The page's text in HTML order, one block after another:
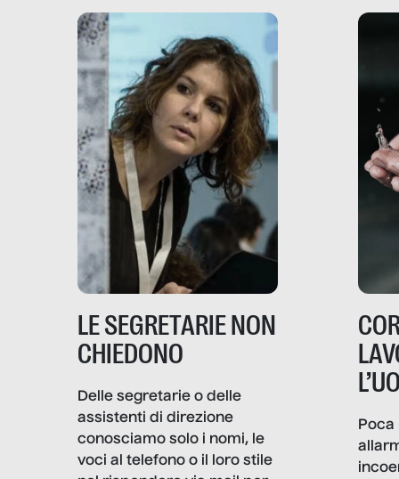
LE SEGRETARIE NON
CHIEDONO
Delle segretarie o delle
assistenti di direzione
conosciamo solo i nomi, le
voci al telefono o il loro stile